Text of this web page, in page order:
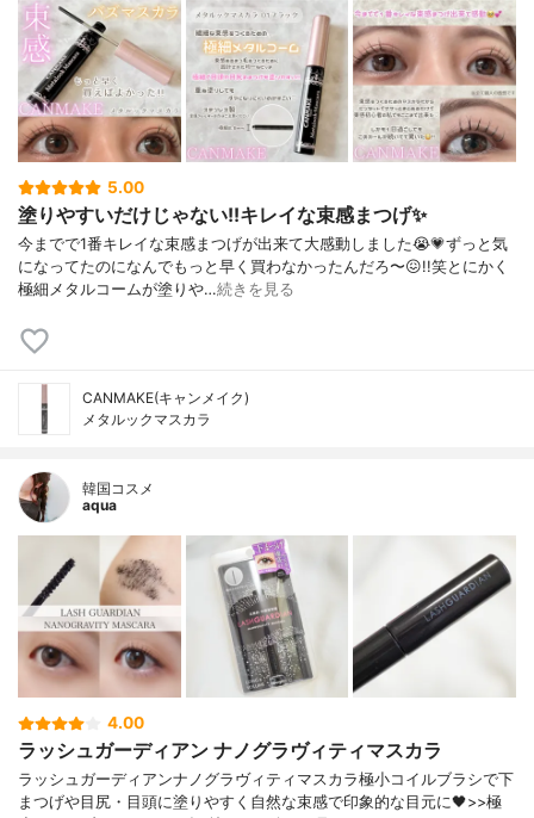
5.00
塗りやすいだけじゃない!!キレイな束感まつげ✨️
今までで1番キレイな束感まつげが出来て大感動しました😭💗⁡ずっと気
になってたのになんでもっと早く買わなかったんだろ〜😖!!笑⁡⁡とにかく
極細メタルコームが塗りや…続きを見る
CANMAKE(キャンメイク)
メタルックマスカラ
韓国コスメ
aqua
4.00
ラッシュガーディアン ナノグラヴィティマスカラ
ラッシュガーディアンナノグラヴィティマスカラ極小コイルブラシで下
まつげや目尻・目頭に塗りやすく自然な束感で印象的な目元に🖤>>極